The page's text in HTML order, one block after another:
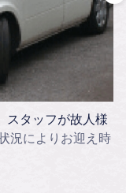
スタッフが故人様
況によりお迎え時